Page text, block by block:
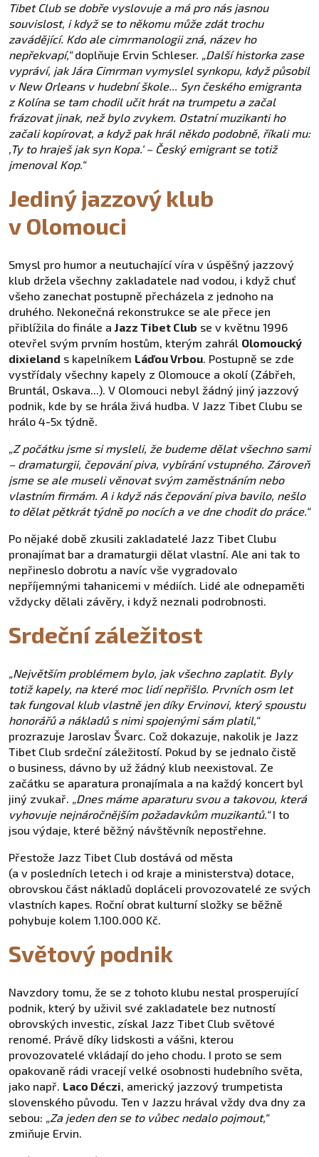
Tibet Club se dobře vyslovuje a má pro nás jasnou
souvislost, i když se to někomu může zdát trochu
zavádějící. Kdo ale cimrmanologii zná, název ho
nepřekvapí,“doplňuje Ervin Schleser. „Další historka zase
vypráví, jak Jára Cimrman vymyslel synkopu, když působil
v New Orleans v hudební škole... Syn českého emigranta
z Kolína se tam chodil učit hrát na trumpetu a začal
frázovat jinak, než bylo zvykem. Ostatní muzikanti ho
začali kopírovat, a když pak hrál někdo podobně, říkali mu:
,Ty to hraješ jak syn Kopa.‘ – Český emigrant se totiž
jmenoval Kop.“
Jediný jazzový klub
v Olomouci
Smysl pro humor a neutuchající víra v úspěšný jazzový
klub držela všechny zakladatele nad vodou, i když chuť
všeho zanechat postupně přecházela z jednoho na
druhého. Nekonečná rekonstrukce se ale přece jen
přiblížila do finále a Jazz Tibet Club se v květnu 1996
otevřel svým prvním hostům, kterým zahrál Olomoucký
dixieland s kapelníkem Láďou Vrbou. Postupně se zde
vystřídaly všechny kapely z Olomouce a okolí (Zábřeh,
Bruntál, Oskava...). V Olomouci nebyl žádný jiný jazzový
podnik, kde by se hrála živá hudba. V Jazz Tibet Clubu se
hrálo 4-5x týdně.
„Z počátku jsme si mysleli, že budeme dělat všechno sami
– dramaturgii, čepování piva, vybírání vstupného. Zároveň
jsme se ale museli věnovat svým zaměstnáním nebo
vlastním firmám. A i když nás čepování piva bavilo, nešlo
to dělat pětkrát týdně po nocích a ve dne chodit do práce.“
Po nějaké době zkusili zakladatelé Jazz Tibet Clubu
pronajímat bar a dramaturgii dělat vlastní. Ale ani tak to
nepřineslo dobrotu a navíc vše vygradovalo
nepříjemnými tahanicemi v médiích. Lidé ale odnepaměti
vždycky dělali závěry, i když neznali podrobnosti.
Srdeční záležitost
„Největším problémem bylo, jak všechno zaplatit. Byly
totiž kapely, na které moc lidí nepřišlo. Prvních osm let
tak fungoval klub vlastně jen díky Ervinovi, který spoustu
honorářů a nákladů s nimi spojenými sám platil,“
prozrazuje Jaroslav Švarc. Což dokazuje, nakolik je Jazz
Tibet Club srdeční záležitostí. Pokud by se jednalo čistě
o business, dávno by už žádný klub neexistoval. Ze
začátku se aparatura pronajímala a na každý koncert byl
jiný zvukař. „Dnes máme aparaturu svou a takovou, která
vyhovuje nejnáročnějším požadavkům muzikantů.“I to
jsou výdaje, které běžný návštěvník nepostřehne.
Přestože Jazz Tibet Club dostává od města
(a v posledních letech i od kraje a ministerstva) dotace,
obrovskou část nákladů dopláceli provozovatelé ze svých
vlastních kapes. Roční obrat kulturní složky se běžně
pohybuje kolem 1.100.000 Kč.
Světový podnik
Navzdory tomu, že se z tohoto klubu nestal prosperující
podnik, který by uživil své zakladatele bez nutností
obrovských investic, získal Jazz Tibet Club světové
renomé. Právě díky lidskosti a vášni, kterou
provozovatelé vkládají do jeho chodu. I proto se sem
opakovaně rádi vracejí velké osobnosti hudebního světa,
jako např. Laco Déczi, americký jazzový trumpetista
slovenského původu. Ten v Jazzu hrával vždy dva dny za
sebou: „Za jeden den se to vůbec nedalo pojmout,“
zmiňuje Ervin.